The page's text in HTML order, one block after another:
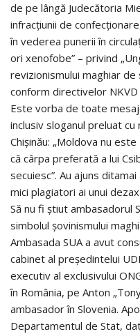
de pe lângă Judecătoria
infracţiunii de
în vederea punerii în
ori xenofobe” – privind
revizionismului maghiar de
conform directivelor NKVD
Este vorba de toate
inclusiv sloganul preluat cu
Chişinău: „Moldova nu
că cârpa preferată a lui
secuiesc”. Au ajuns
mici plagiatori ai unui
Să nu fi ştiut ambasadorul
simbolul şovinismului
Ambasada SUA a avut
cabinet al preşedintelui
executiv al exclusivului
în România, pe Anton
ambasador în Slovenia.
Departamentul de Stat,